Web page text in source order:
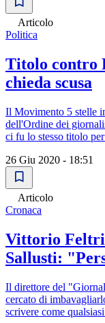
Articolo
Politica
Titolo contro
chieda scusa
Il Movimento 5 stelle
dell'Ordine dei
ci fu lo stesso titolo
26 Giu 2020 - 18:51
Articolo
Cronaca
Vittorio Feltri
Sallusti:
Il direttore del
cercato di
scrivere come